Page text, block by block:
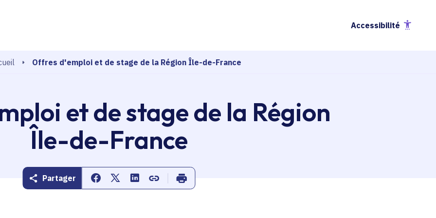
Accessibilité
Offres d'emploi et de stage de la Région Île-de-France
et de stage de la Région
Île-de-France
Partager Partager sur Facebook
Partager sur Twitter
Partager sur Linkedin
Copier dans le presse-papier
Imprimer